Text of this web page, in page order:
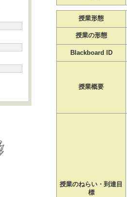
授業形態
授業の形態
Blackboard ID
授業概要
授業のねらい・到達目
標